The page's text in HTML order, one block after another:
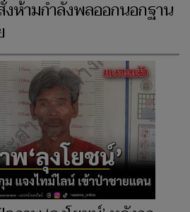
ห้ามกำลังพลออกนอกฐาน